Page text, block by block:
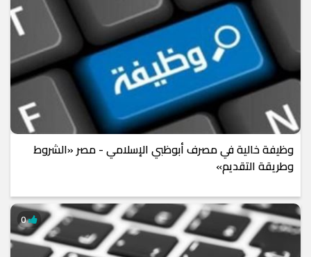
وظيفة خالية في مصرف أبوظبي الإسلامي - مصر «الشروط
وطريقة التقديم»
0